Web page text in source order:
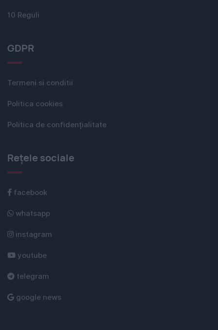
10 Reguli
GDPR
Termeni si conditii
Politica cookies
Politica de confidențialitate
Rețele sociale
facebook
whatsapp
instagram
youtube
telegram
google news